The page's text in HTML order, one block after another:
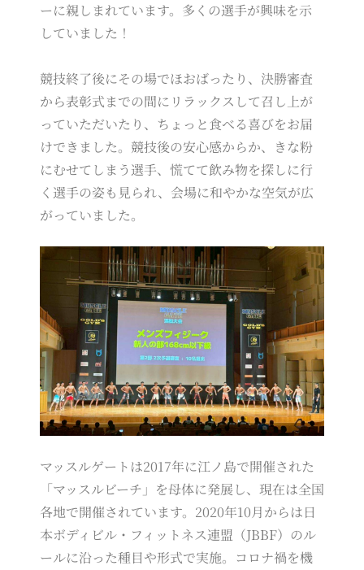
ーに親しまれています。多くの選手が興味を示
していました！
競技終了後にその場でほおばったり、決勝審査
から表彰式までの間にリラックスして召し上が
っていただいたり、ちょっと食べる喜びをお届
けできました。競技後の安心感からか、きな粉
にむせてしまう選手、慌てて飲み物を探しに行
く選手の姿も見られ、会場に和やかな空気が広
がっていました。
マッスルゲートは2017年に江ノ島で開催された
「マッスルビーチ」を母体に発展し、現在は全国
各地で開催されています。2020年10月からは日
本ボディビル・フィットネス連盟（JBBF）のル
ールに沿った種目や形式で実施。コロナ禍を機